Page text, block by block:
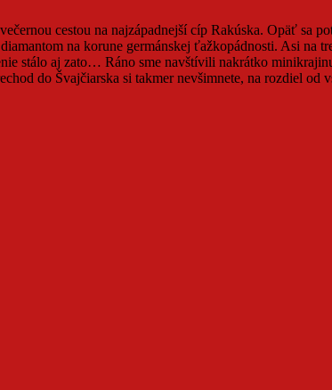
cestou na najzápadnejší cíp Rakúska. Opäť sa
na korune germánskej ťažkopádnosti. Asi na
stálo aj zato… Ráno sme navštívili nakrátko
do Švajčiarska si takmer nevšimnete, na rozdiel od